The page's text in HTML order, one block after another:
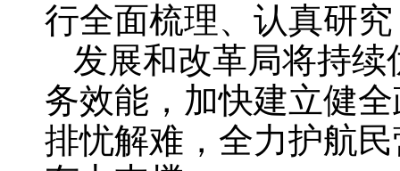
行全面梳理、认真研
发展和改革局将持续
务效能，加快建立健
排忧解难，全力护航